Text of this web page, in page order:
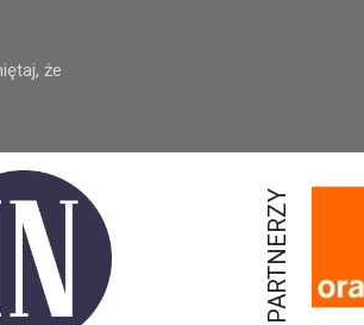
że
PARTNERZY